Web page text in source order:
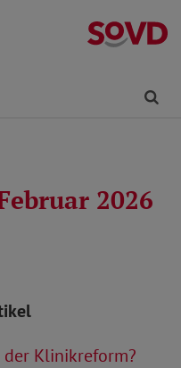
2026
der Klinikreform?